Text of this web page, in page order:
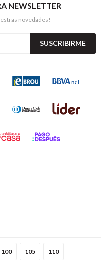
100 105 110
NEWSLETTER
novedades!
SUSCRIBIRME